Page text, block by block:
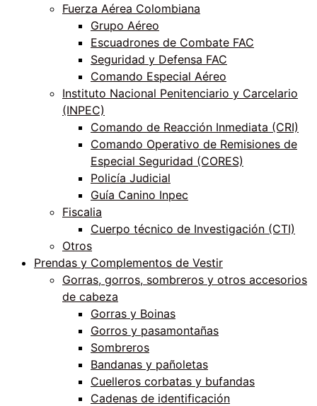
Fuerza Aérea Colombiana
Grupo Aéreo
Escuadrones de Combate FAC
Seguridad y Defensa FAC
Comando Especial Aéreo
Instituto Nacional Penitenciario y Carcelario
(INPEC)
Comando de Reacción Inmediata (CRI)
Comando Operativo de Remisiones de
Especial Seguridad (CORES)
Policía Judicial
Guía Canino Inpec
Fiscalia
Cuerpo técnico de Investigación (CTI)
Otros
Prendas y Complementos de Vestir
Gorras, gorros, sombreros y otros accesorios
de cabeza
Gorras y Boinas
Gorros y pasamontañas
Sombreros
Bandanas y pañoletas
Cuelleros corbatas y bufandas
Cadenas de identificación